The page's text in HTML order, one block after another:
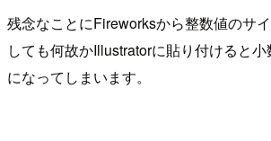
残念なことにFireworksから整数値のサ
しても何故かIllustratorに貼り付けると
になってしまいます。